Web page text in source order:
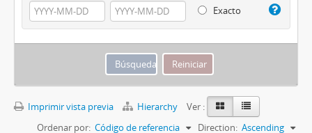
Exacto
Imprimir vista previa Hierarchy
Ver :
Ordenar por: Código de referencia Direction: Ascending